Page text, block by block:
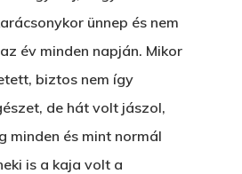
ünnep és nem
év minden napján. Mikor
biztos nem így
de hát volt jászol,
minden és mint normál
is a kaja volt a